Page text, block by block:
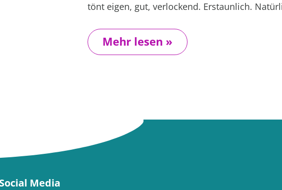
tönt eigen, gut, verlockend. Erstaunlich.
Mehr lesen »
Social Media